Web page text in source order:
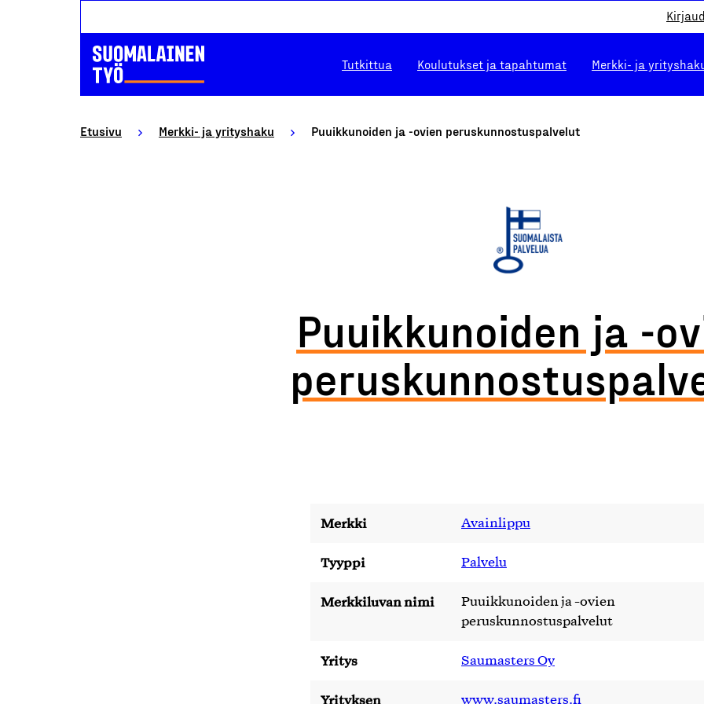
Tutkittua Koulutukset ja tapahtumat Merkki- ja
Etusivu Merkki- ja yrityshaku Puuikkunoiden ja -ovien peruskunnostuspalvelut
Puuikkunoiden ja -
Merkki Avainlippu
Tyyppi Palvelu
Merkkiluvan nimi
Puuikkunoiden ja -ovien
peruskunnostuspalvelut
Yritys Saumasters Oy
Yrityksen www.saumasters.fi